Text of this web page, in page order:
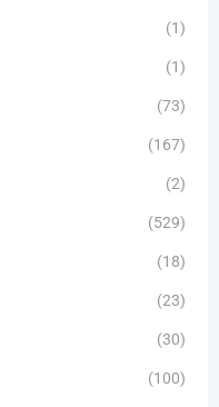
(1)
(1)
(73)
(167)
(2)
(529)
(18)
(23)
(30)
(100)